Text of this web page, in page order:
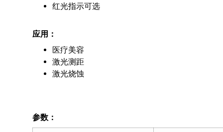
红光指示可选
应用：
医疗美容
激光测距
激光烧蚀
参数：